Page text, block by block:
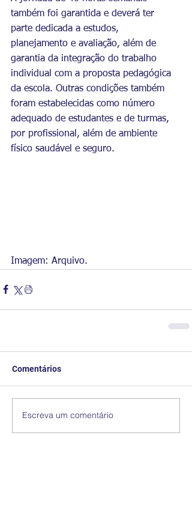
também foi garantida e deverá ter
parte dedicada a estudos,
planejamento e avaliação, além de
garantia da integração do trabalho
individual com a proposta pedagógica
da escola. Outras condições também
foram estabelecidas como número
adequado de estudantes e de turmas,
por profissional, além de ambiente
físico saudável e seguro.
Imagem: Arquivo.
Comentários
Escreva um comentário